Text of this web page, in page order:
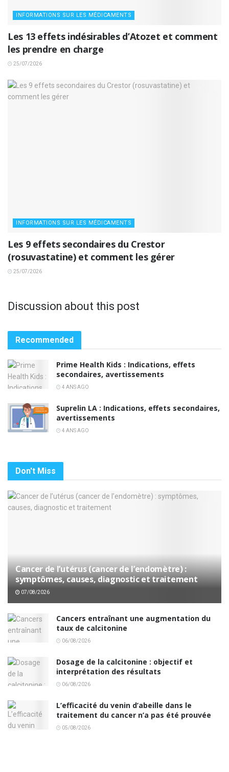
INFORMATIONS SUR LES MÉDICAMENTS
Les 13 effets indésirables d’Atozet et comment
les prendre en charge
25/07/2026
INFORMATIONS SUR LES MÉDICAMENTS
Les 9 effets secondaires du Crestor
(rosuvastatine) et comment les gérer
25/07/2026
Discussion about this post
Recommended
Prime Health Kids : Indications, effets
secondaires, avertissements
4 ANS AGO
Suprelin LA : Indications, effets secondaires,
avertissements
4 ANS AGO
Don't Miss
Cancer de l’utérus (cancer de l’endomètre) :
symptômes, causes, diagnostic et traitement
07/08/2026
Cancers entraînant une augmentation du
taux de calcitonine
06/08/2026
Dosage de la calcitonine : objectif et
interprétation des résultats
06/08/2026
L’efficacité du venin d’abeille dans le
traitement du cancer n’a pas été prouvée
05/08/2026